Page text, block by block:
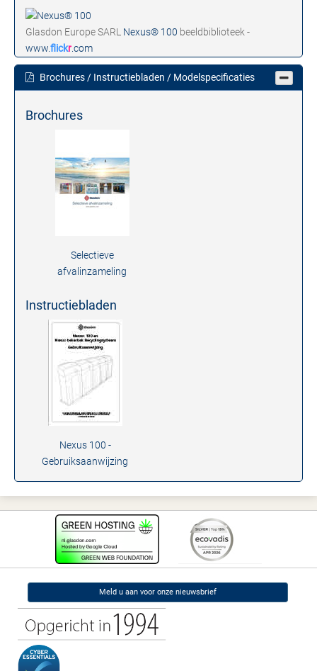
Glasdon Europe SARL Nexus® 100 beeldbiblioteek -
www.flickr.com
Brochures / Instructiebladen / Modelspecificaties
Brochures
Selectieve
afvalinzameling
Instructiebladen
Nexus 100 -
Gebruiksaanwijzing
Meld u aan voor onze nieuwsbrief